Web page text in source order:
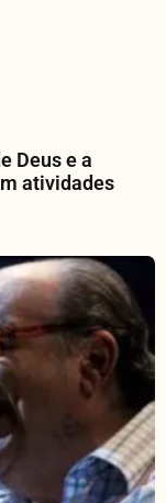
Deus e a
atividades